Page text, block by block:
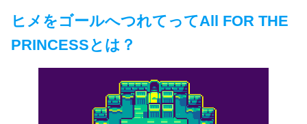
ヒメをゴールへつれてってAll FOR THE
PRINCESSとは？